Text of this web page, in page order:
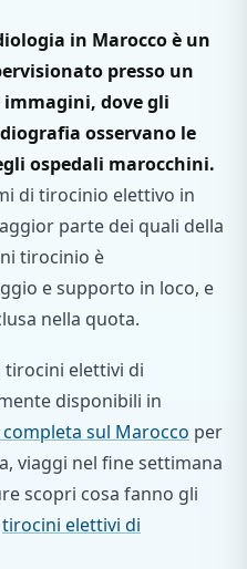
in Marocco è un
presso un
dove gli
osservano le
ospedali marocchini.
di tirocinio elettivo in
parte dei quali della
tirocinio è
e supporto in loco, e
nella quota.
tirocini elettivi di
disponibili in
sul Marocco per
viaggi nel fine settimana
scopri cosa fanno gli
tirocini elettivi di